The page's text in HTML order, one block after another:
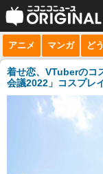
サービス一覧
niconico
動画
アニメ マンガ ど
着せ恋、VTuberのコ
会議2022」コスプレ